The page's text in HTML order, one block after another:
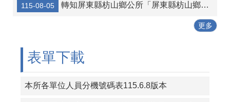
轉知宜蘭縣壯圍鄉公所 「宜蘭縣壯圍鄉鄉民考取並就讀國內大學院校獎勵金核發作業要點」一份
115-08-05 轉知屏東縣枋山鄉公所「屏東縣枋山鄉發放兒童節兒童禮金自治條例」部分條文公告、令、總說明、修正條文對照表及全部條文各1份
更多
表單下載
本所各單位人員分機號碼表115.6.8版本